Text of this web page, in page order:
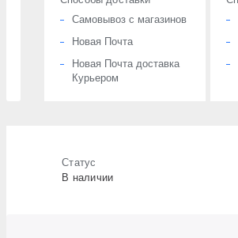
Cамовывоз с магазинов
Новая Почта
Новая Почта доставка
Курьером
Статус
В наличии